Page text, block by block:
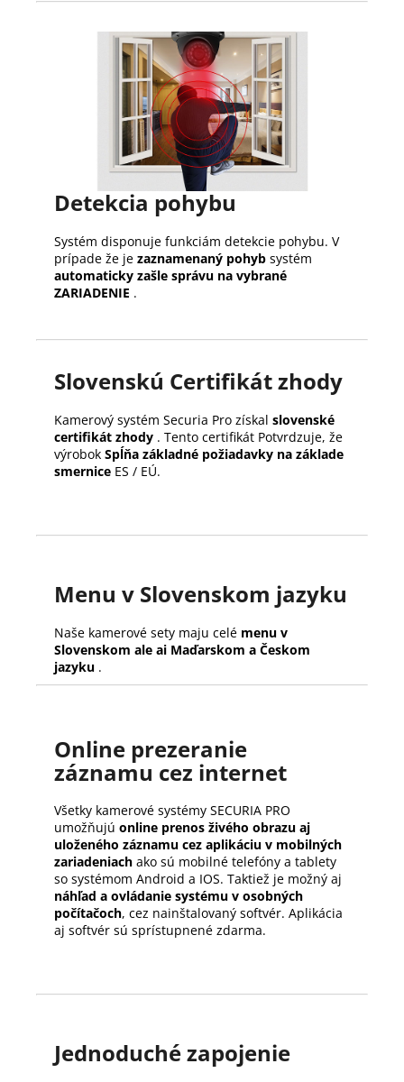
Detekcia pohybu
Systém disponuje funkciám detekcie pohybu. V
prípade že je zaznamenaný pohyb systém
automaticky zašle správu na vybrané
ZARIADENIE .
Slovenskú Certifikát zhody
Kamerový systém Securia Pro získal slovenské
certifikát zhody . Tento certifikát Potvrdzuje, že
výrobok Spĺňa základné požiadavky na základe
smernice ES / EÚ.
Menu v Slovenskom jazyku
Naše kamerové sety maju celé menu v
Slovenskom ale ai Maďarskom a Českom
jazyku .
Online prezeranie
záznamu cez internet
Všetky kamerové systémy SECURIA PRO
umožňujú online prenos živého obrazu aj
uloženého záznamu cez aplikáciu v mobilných
zariadeniach ako sú mobilné telefóny a tablety
so systémom Android a IOS. Taktiež je možný aj
náhľad a ovládanie systému v osobných
počítačoch, cez nainštalovaný softvér. Aplikácia
aj softvér sú sprístupnené zdarma.
Jednoduché zapojenie